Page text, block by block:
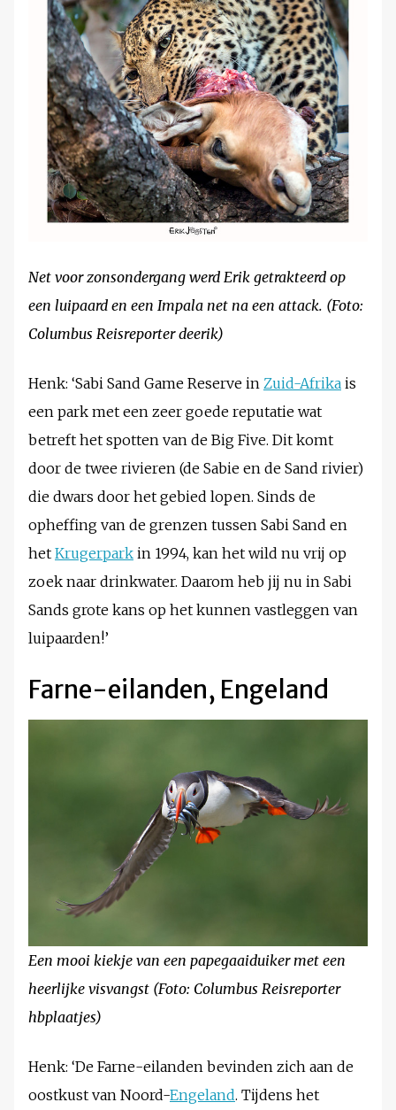
Net voor zonsondergang werd Erik getrakteerd op
een luipaard en een Impala net na een attack. (Foto:
Columbus Reisreporter deerik)
Henk: ‘Sabi Sand Game Reserve in Zuid-Afrika is
een park met een zeer goede reputatie wat
betreft het spotten van de Big Five. Dit komt
door de twee rivieren (de Sabie en de Sand rivier)
die dwars door het gebied lopen. Sinds de
opheffing van de grenzen tussen Sabi Sand en
het Krugerpark in 1994, kan het wild nu vrij op
zoek naar drinkwater. Daarom heb jij nu in Sabi
Sands grote kans op het kunnen vastleggen van
luipaarden!’
Farne-eilanden, Engeland
Een mooi kiekje van een papegaaiduiker met een
heerlijke visvangst (Foto: Columbus Reisreporter
hbplaatjes)
Henk: ‘De Farne-eilanden bevinden zich aan de
oostkust van Noord-Engeland. Tijdens het